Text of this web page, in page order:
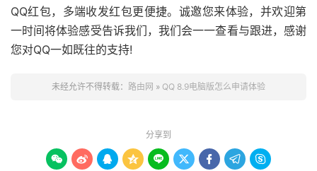
QQ红包，多端收发红包更便捷。诚邀您来体验，并欢迎第
一时间将体验感受告诉我们，我们会一一查看与跟进，感谢
您对QQ一如既往的支持!
未经允许不得转载： 路由网 » QQ 8.9电脑版怎么申请体验
分享到
        